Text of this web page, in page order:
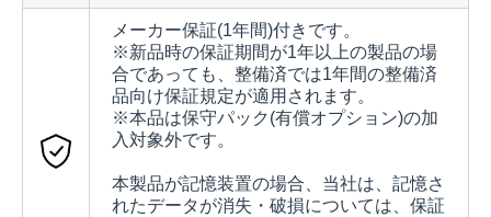
メーカー保証(1年間)付きです。
※新品時の保証期間が1年以上の製品の場
合であっても、整備済では1年間の整備済
品向け保証規定が適用されます。
※本品は保守パック(有償オプション)の加
入対象外です。
本製品が記憶装置の場合、当社は、記憶さ
れたデータが消失・破損については、保証